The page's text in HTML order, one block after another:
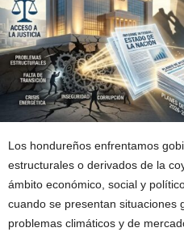
Los hondureños enfrentamos
estructurales o derivados de la
ámbito económico, social y
cuando se presentan situaciones
problemas climáticos y de